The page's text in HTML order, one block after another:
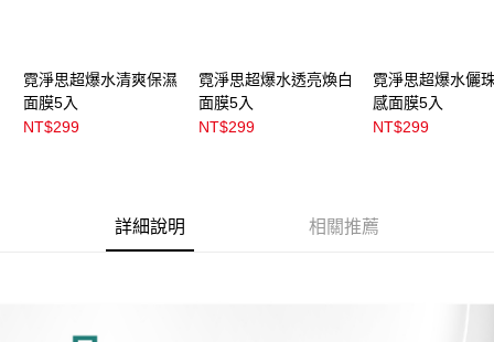
2.基於同意付款使用「大哥付你分期」之契約關係目的，商店將以您的個人
資料（包含姓名、電話或地址）提供予台灣大哥大進項蒐集、處理及利用，
由本公司與您本人進行分期帳單所需資料之確認、核對及更正。
3.完整用戶服務條款，請詳閱以下連結：
https://oppay.tw/userRule
宅配
每筆NT$100，滿NT$899(含以上)免運費
霓淨思超爆水清爽保濕
面膜5入
NT$299
霓淨思超爆水透亮煥白
面膜5入
NT$299
霓淨思超爆水儷
感面膜5入
NT$299
詳細說明 相關推薦